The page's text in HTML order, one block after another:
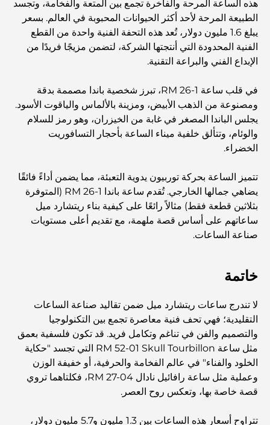
منصات التداول في الإمارات العربية المتحدة: دليل للمستثمرين
العصريين
أفضل مدارس البكالوريا الدولية في دبي: دليل شامل لأولياء
الأمور
مطعم دار أوبرا دبي: حيث يلتقي الطعام الفاخر بالثقافة
أغلى ساعات رولكس التي بيعت على الإطلاق
حضانة أطفال في دبي هيلز: دليل للآباء
هذه الساعة المرحة والفاخرة تجمع بين المتعة والفخامة، وتجسد
الطبيعة المرحة لأحد أكثر الحيوانات المحبوبة في العالم. بسعر
يبلغ 1.6 مليون دولار، تُعد هذه التحفة الفنية واحدة من القطع
الفنية المحدودة التي أنتجتها الشركة، لتضمن مزيجًا فريدًا من
الإبداع الفني والبراعة التقنية.
في قلب ساعة RM 26-1، تبرز شخصية باندا مصممة بدقة
ومصنوعة من الذهب الأبيض، ومزينة بالألماس والياقوت الأسود.
يجلس الباندا المصغر في غابة من الخيزران، وهو رمز للسلام
والوئام، وتتألق خلفية ميناء الساعة بأحجار التسافوريت
الخضراء.
تتميز الساعة بحركة توربيون يدوية التعبئة، مما يضمن أداءً فائقًا
يضاهي جمالها الخارجي. تُقدم ساعة باندا RM 26-1 (المتوفرة
بثلاثين قطعة فقط) مثالاً رائعًا على كيفية بناء ريتشارد ميل
ساعاتهم على أساس قصة ملهمة، مع تقديم أعلى مستويات
صناعة الساعات.
خاتمة
لا تندرج ساعات ريتشارد ميل ضمن تقاليد صناعة الساعات
التقليدية؛ فهي تحف فنية معاصرة تجمع بين التكنولوجيا
والتصميم والفن في تناغم وتكامل فريد. قد تكون فلسفية بعمق
مثل ساعة RM 52-01 Skull Tourbillon التي تجسد "حكاية
الخلود والفناء" في عالم الفخامة والحرفية، أو خفيفة الوزن
وعملية مثل ساعة رافائيل نادال RM 27-04، فكلتاهما تروي
قصة خاصة بها، وتعكس روح العصر.
تتراوح أسعار هذه الساعات بين 1.3 مليون و5.7 مليون دولار،